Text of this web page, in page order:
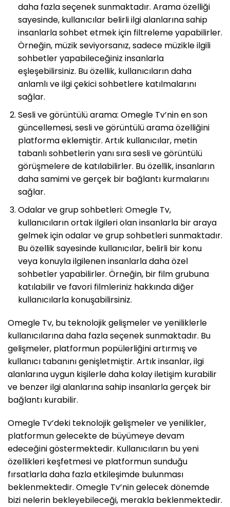
daha fazla seçenek sunmaktadır. Arama özelliği
sayesinde, kullanıcılar belirli ilgi alanlarına sahip
insanlarla sohbet etmek için filtreleme yapabilirler.
Örneğin, müzik seviyorsanız, sadece müzikle ilgili
sohbetler yapabileceğiniz insanlarla
eşleşebilirsiniz. Bu özellik, kullanıcıların daha
anlamlı ve ilgi çekici sohbetlere katılmalarını
sağlar.
Sesli ve görüntülü arama: Omegle Tv’nin en son
güncellemesi, sesli ve görüntülü arama özelliğini
platforma eklemiştir. Artık kullanıcılar, metin
tabanlı sohbetlerin yanı sıra sesli ve görüntülü
görüşmelere de katılabilirler. Bu özellik, insanların
daha samimi ve gerçek bir bağlantı kurmalarını
sağlar.
Odalar ve grup sohbetleri: Omegle Tv,
kullanıcıların ortak ilgileri olan insanlarla bir araya
gelmek için odalar ve grup sohbetleri sunmaktadır.
Bu özellik sayesinde kullanıcılar, belirli bir konu
veya konuyla ilgilenen insanlarla daha özel
sohbetler yapabilirler. Örneğin, bir film grubuna
katılabilir ve favori filmleriniz hakkında diğer
kullanıcılarla konuşabilirsiniz.
Omegle Tv, bu teknolojik gelişmeler ve yeniliklerle
kullanıcılarına daha fazla seçenek sunmaktadır. Bu
gelişmeler, platformun popülerliğini artırmış ve
kullanıcı tabanını genişletmiştir. Artık insanlar, ilgi
alanlarına uygun kişilerle daha kolay iletişim kurabilir
ve benzer ilgi alanlarına sahip insanlarla gerçek bir
bağlantı kurabilir.
Omegle Tv’deki teknolojik gelişmeler ve yenilikler,
platformun gelecekte de büyümeye devam
edeceğini göstermektedir. Kullanıcıların bu yeni
özellikleri keşfetmesi ve platformun sunduğu
fırsatlarla daha fazla etkileşimde bulunması
beklenmektedir. Omegle Tv’nin gelecek dönemde
bizi nelerin bekleyebileceği, merakla beklenmektedir.